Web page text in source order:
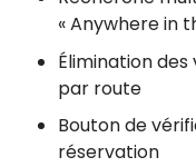
« Anywhere in
Élimination
par route
Bouton de
réservation